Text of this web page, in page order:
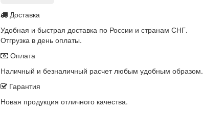
Доставка
Удобная и быстрая доставка по России и странам СНГ.
Отгрузка в день оплаты.
Оплата
Наличный и безналичный расчет любым удобным образом.
Гарантия
Новая продукция отличного качества.